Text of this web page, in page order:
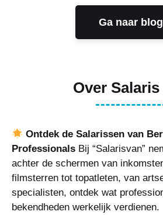
Ga naar blog
Over Salaris
Ontdek de Salarissen van
Professionals Bij “Salarisvan”
achter de schermen van
filmsterren tot topatleten, van
specialisten, ontdek wat
bekendheden werkelijk verdienen.